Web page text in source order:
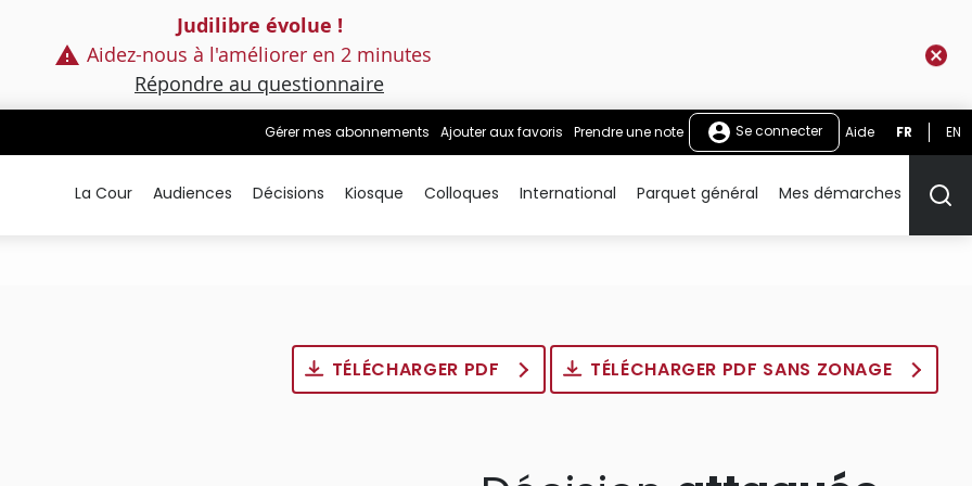
Judilibre évolue !
Aidez-nous à l'améliorer en 2 minutes
Répondre au questionnaire
Gérer mes abonnements Ajouter aux favoris Prendre une note Se connecter Aide FR EN
La Cour Audiences Décisions Kiosque Colloques International Parquet général Mes démarches
TÉLÉCHARGER PDF TÉLÉCHARGER PDF SANS ZONAGE